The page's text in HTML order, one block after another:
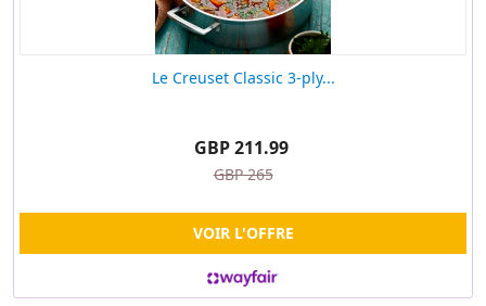
Le Creuset Classic 3-ply...
GBP 211.99
GBP 265
VOIR L'OFFRE